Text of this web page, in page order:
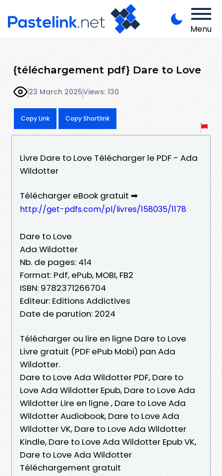
Menu
{téléchargement pdf} Dare to Love
23 March 2025Views: 130
Copy Link Copy Shortlink
Livre Dare to Love Télécharger le PDF - Ada
Wildotter
Télécharger eBook gratuit ➡
http://get-pdfs.com/pl/livres/158035/1178
Dare to Love
Ada Wildotter
Nb. de pages: 414
Format: Pdf, ePub, MOBI, FB2
ISBN: 9782371266704
Editeur: Editions Addictives
Date de parution: 2024
Télécharger ou lire en ligne Dare to Love
Livre gratuit (PDF ePub Mobi) pan Ada
Wildotter.
Dare to Love Ada Wildotter PDF, Dare to
Love Ada Wildotter Epub, Dare to Love Ada
Wildotter Lire en ligne , Dare to Love Ada
Wildotter Audiobook, Dare to Love Ada
Wildotter VK, Dare to Love Ada Wildotter
Kindle, Dare to Love Ada Wildotter Epub VK,
Dare to Love Ada Wildotter
Téléchargement gratuit